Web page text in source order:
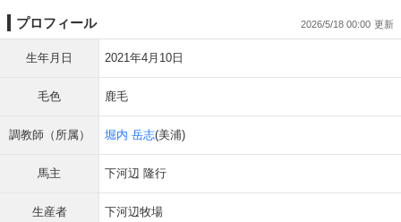
プロフィール 2026/5/18 00:00
生年月日 2021年4月10日
毛色 鹿毛
調教師（所属） 堀内 岳志(美浦)
馬主 下河辺 隆行
生産者 下河辺牧場